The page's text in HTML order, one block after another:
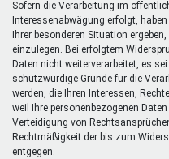
Sofern die Verarbeitung im
Interessenabwägung erfolgt,
Ihrer besonderen Situation
einzulegen. Bei erfolgtem
Daten nicht weiterverarbeitet, es
schutzwürdige Gründe für die
werden, die Ihren Interessen,
weil Ihre personenbezogenen
Verteidigung von
Rechtmäßigkeit der bis zum
entgegen.